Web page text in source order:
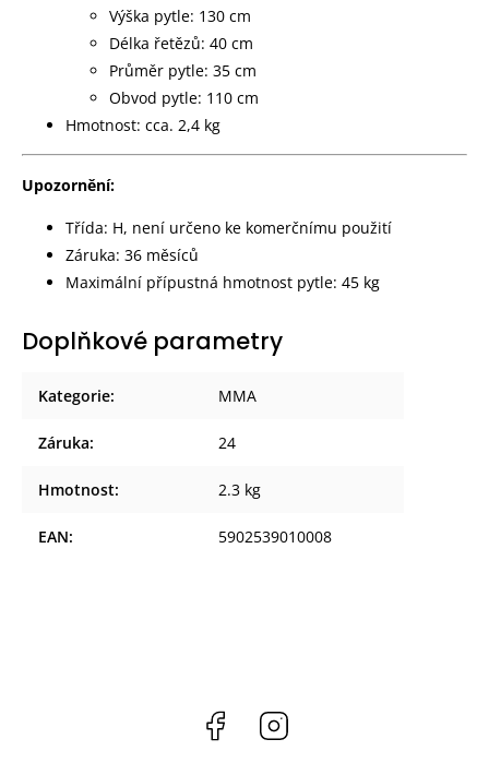
Výška pytle: 130 cm
Délka řetězů: 40 cm
Průměr pytle: 35 cm
Obvod pytle: 110 cm
Hmotnost: cca. 2,4 kg
Upozornění:
Třída: H, není určeno ke komerčnímu použití
Záruka: 36 měsíců
Maximální přípustná hmotnost pytle: 45 kg
Doplňkové parametry
Kategorie: MMA
Záruka: 24
Hmotnost: 2.3 kg
EAN: 5902539010008
Facebook